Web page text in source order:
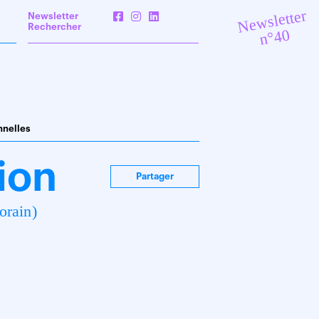
Newsletter
n°40
Newsletter
Rechercher
Partager